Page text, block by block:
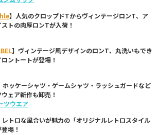
】人気のクロップドTからヴィンテージロンT、ア
トの肉厚ロンTが入荷！
】ヴィンテージ風デザインのロンT、丸洗いもでき
ントートが登場！
ホッケーシャツ・ゲームシャツ・ラッシュガードなど
ェア新作も卸売！
ツウエア
レトロな風合いが魅力の「オリジナルレトロスタイル
場！